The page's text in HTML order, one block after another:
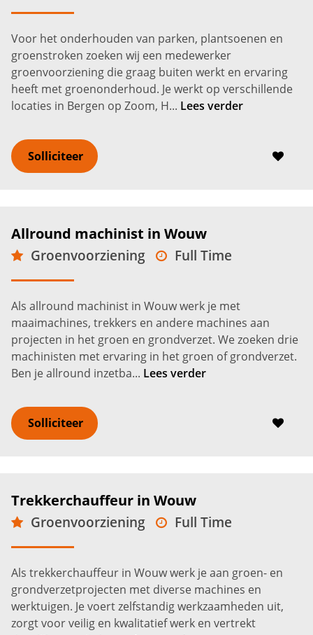
MBO
€2.600 - € 3.200
Voor het onderhouden van parken, plantsoenen en
groenstroken zoeken wij een medewerker
groenvoorziening die graag buiten werkt en ervaring
heeft met groenonderhoud. Je werkt op verschillende
locaties in Bergen op Zoom, H... Lees verder
Solliciteer
Allround machinist in Wouw
Groenvoorziening
Full Time
VMBO
Als allround machinist in Wouw werk je met
maaimachines, trekkers en andere machines aan
projecten in het groen en grondverzet. We zoeken drie
machinisten met ervaring in het groen of grondverzet.
Ben je allround inzetba... Lees verder
Solliciteer
Trekkerchauffeur in Wouw
Groenvoorziening
Full Time
VMBO
Als trekkerchauffeur in Wouw werk je aan groen- en
grondverzetprojecten met diverse machines en
werktuigen. Je voert zelfstandig werkzaamheden uit,
zorgt voor veilig en kwalitatief werk en vertrekt